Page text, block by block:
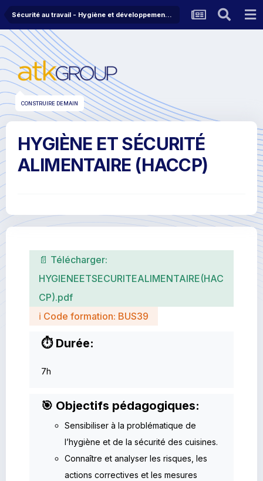
Sécurité au travail - Hygiène et développement durable
CONSTRUIRE DEMAIN
HYGIÈNE ET SÉCURITÉ
ALIMENTAIRE (HACCP)
📄 Télécharger:
HYGIENEETSECURITEALIMENTAIRE(HAC
CP).pdf
ℹ Code formation: BUS39
⏱ Durée:
7h
🎯 Objectifs pédagogiques:
Sensibiliser à la problématique de
l’hygiène et de la sécurité des cuisines.
Connaître et analyser les risques, les
actions correctives et les mesures